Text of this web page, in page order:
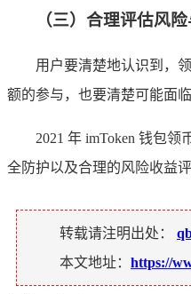
（三）合理评估风
用户要清楚地认识到，
额的参与，也要清楚可能面
2021 年 imToken 钱包
全防护以及合理的风险收益
转载请注明出处：
本文地址： https://